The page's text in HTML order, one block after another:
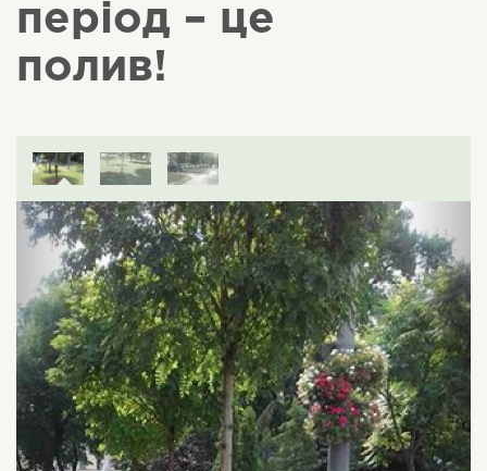
період – це
полив!